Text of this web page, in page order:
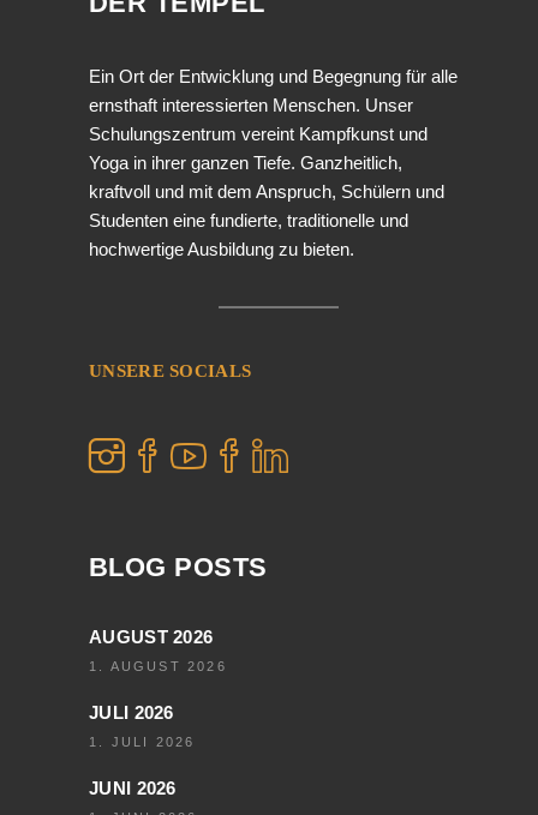
Ein Ort der Entwicklung und Begegnung für alle
ernsthaft interessierten Menschen. Unser
Schulungszentrum vereint Kampfkunst und
Yoga in ihrer ganzen Tiefe. Ganzheitlich,
kraftvoll und mit dem Anspruch, Schülern und
Studenten eine fundierte, traditionelle und
hochwertige Ausbildung zu bieten.
UNSERE SOCIALS
BLOG POSTS
AUGUST 2026
1. AUGUST 2026
JULI 2026
1. JULI 2026
JUNI 2026